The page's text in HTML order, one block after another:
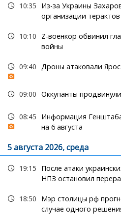
10:35
Из-за Украины
организации
10:10
Z-военкор обвинил
войны
09:40 Дроны атаковали
09:00 Оккупанты
08:45
Информация
на 6 августа
5 августа 2026, среда
19:15
После атаки
НПЗ остановил
18:50
Мэр столицы рф
случае одного